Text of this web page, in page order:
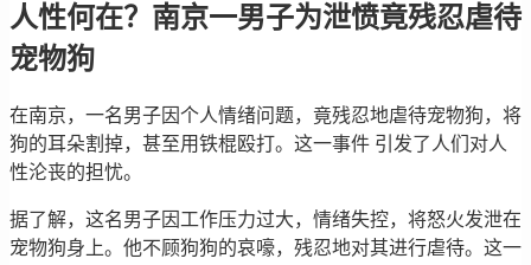
人性何在？南京一男子为泄愤竟残忍虐待
宠物狗
在南京，一名男子因个人情绪问题，竟残忍地虐待宠物狗，将
狗的耳朵割掉，甚至用铁棍殴打。这一事件 引发了人们对人
性沦丧的担忧。
据了解，这名男子因工作压力过大，情绪失控，将怒火发泄在
宠物狗身上。他不顾狗狗的哀嚎，残忍地对其进行虐待。这一